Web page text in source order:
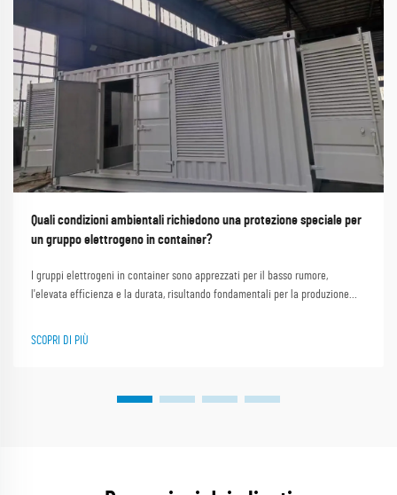
Quali condizioni ambientali richiedono una protezione speciale per
un gruppo elettrogeno in container?
I gruppi elettrogeni in container sono apprezzati per il basso rumore,
l'elevata efficienza e la durata, risultando fondamentali per la produzione
soccorso d'emergenza. Shanghai Outevo Machinery Co. Ltd., leader globale
SCOPRI DI PIÙ